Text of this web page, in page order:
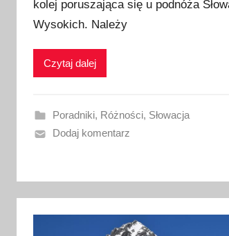
l
i
w
n
o
u
kolej poruszająca się u podnóża
Wysokich. Należy
Czytaj dalej
Poradniki, Różności, Słowacja
Dodaj komentarz